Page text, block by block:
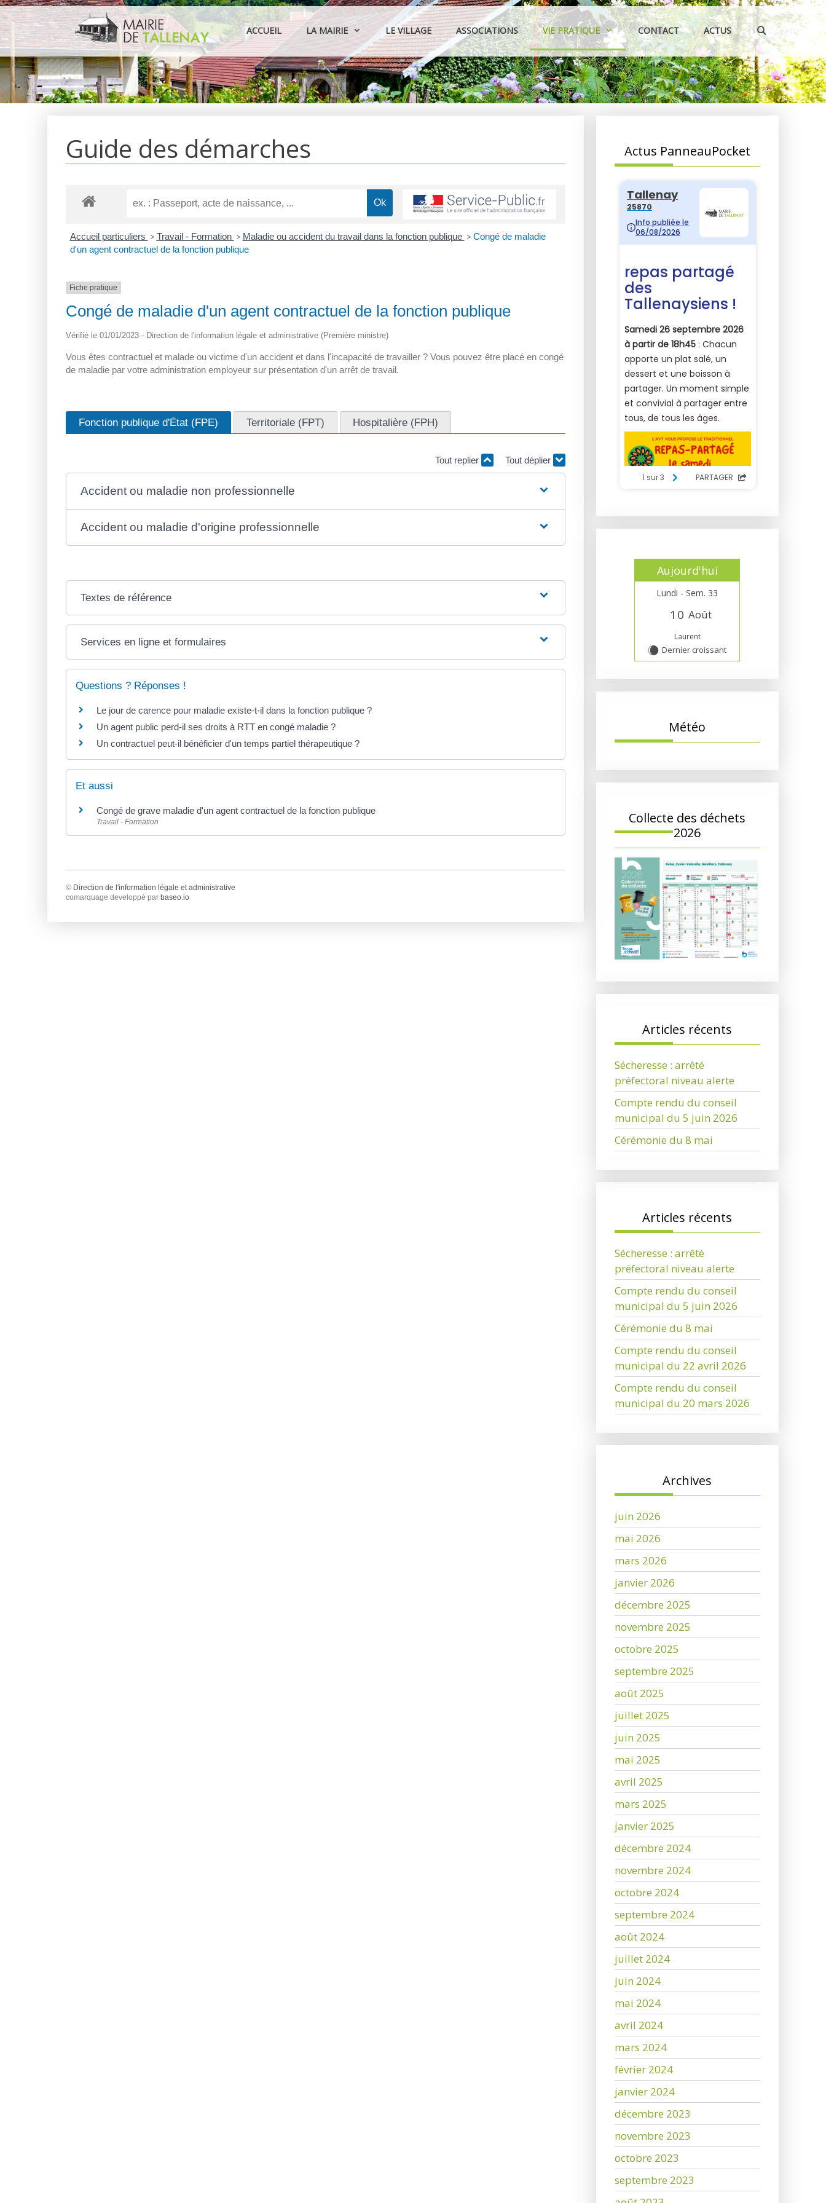
Aller
au
contenu
ACCUEIL LA MAIRIE LE VILLAGE ASSOCIATIONS VIE PRATIQUE CONTACT ACTUS
Guide des démarches
Accueil particuliers > Travail - Formation > Maladie ou accident du travail dans la fonction publique > Congé de maladie
d'un agent contractuel de la fonction publique
Fiche pratique
Congé de maladie d'un agent contractuel de la fonction publique
Vérifié le 01/01/2023 - Direction de l'information légale et administrative (Première ministre)
Vous êtes contractuel et malade ou victime d'un accident et dans l'incapacité de travailler ? Vous pouvez être placé en congé
de maladie par votre administration employeur sur présentation d'un arrêt de travail.
Fonction publique d'État (FPE) Territoriale (FPT) Hospitalière (FPH)
Tout replier Tout déplier
Accident ou maladie non professionnelle
Accident ou maladie d'origine professionnelle
Textes de référence
Services en ligne et formulaires
Questions ? Réponses !
Le jour de carence pour maladie existe-t-il dans la fonction publique ?
Un agent public perd-il ses droits à RTT en congé maladie ?
Un contractuel peut-il bénéficier d'un temps partiel thérapeutique ?
Et aussi
Congé de grave maladie d'un agent contractuel de la fonction publique
Travail - Formation
© Direction de l'information légale et administrative
comarquage developpé par baseo.io
Actus PanneauPocket
Aujourd'hui
Lundi - Sem. 33
1 0 Août
Laurent
X Dernier croissant
Météo
Collecte des déchets
2026
Articles récents
Sécheresse : arrêté
préfectoral niveau alerte
Compte rendu du conseil
municipal du 5 juin 2026
Cérémonie du 8 mai
Articles récents
Sécheresse : arrêté
préfectoral niveau alerte
Compte rendu du conseil
municipal du 5 juin 2026
Cérémonie du 8 mai
Compte rendu du conseil
municipal du 22 avril 2026
Compte rendu du conseil
municipal du 20 mars 2026
Archives
juin 2026
mai 2026
mars 2026
janvier 2026
décembre 2025
novembre 2025
octobre 2025
septembre 2025
août 2025
juillet 2025
juin 2025
mai 2025
avril 2025
mars 2025
janvier 2025
décembre 2024
novembre 2024
octobre 2024
septembre 2024
août 2024
juillet 2024
juin 2024
mai 2024
avril 2024
mars 2024
février 2024
janvier 2024
décembre 2023
novembre 2023
octobre 2023
septembre 2023